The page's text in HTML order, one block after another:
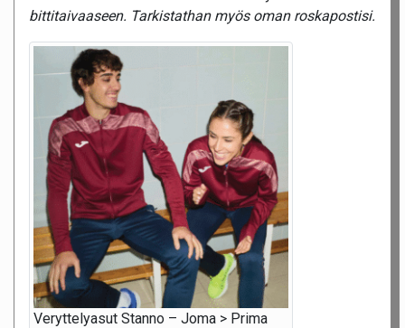
bittitaivaaseen. Tarkistathan myös oman roskapostisi.
Veryttelyasut Stanno – Joma > Prima